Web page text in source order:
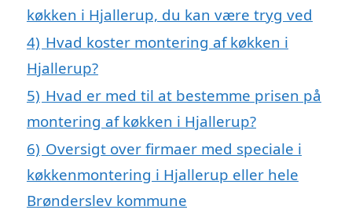
køkken i Hjallerup, du kan være tryg ved
4) Hvad koster montering af køkken i
Hjallerup?
5) Hvad er med til at bestemme prisen på
montering af køkken i Hjallerup?
6) Oversigt over firmaer med speciale i
køkkenmontering i Hjallerup eller hele
Brønderslev kommune